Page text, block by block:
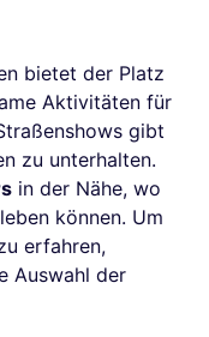
bietet der Platz
Aktivitäten für
gibt
zu unterhalten.
in der Nähe, wo
können. Um
erfahren,
Auswahl der